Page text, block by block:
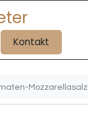
Kontakt
Mozzarellasalz